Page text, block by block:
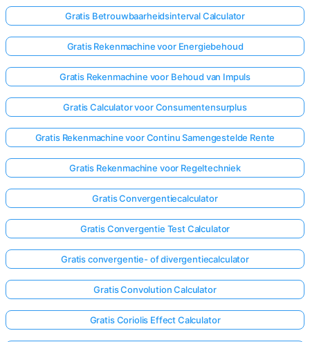
Gratis Betrouwbaarheidsinterval Calculator
Gratis Rekenmachine voor Energiebehoud
Gratis Rekenmachine voor Behoud van Impuls
Gratis Calculator voor Consumentensurplus
Gratis Rekenmachine voor Continu Samengestelde Rente
Gratis Rekenmachine voor Regeltechniek
Gratis Convergentiecalculator
Gratis Convergentie Test Calculator
Gratis convergentie- of divergentiecalculator
Gratis Convolution Calculator
Gratis Coriolis Effect Calculator